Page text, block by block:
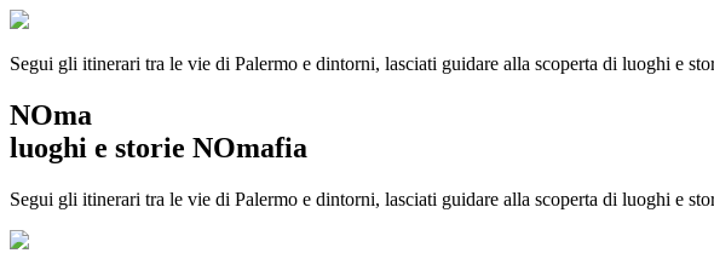
Segui gli itinerari tra le vie di Palermo e dintorni, lasciati guidare alla scoperta di luoghi e
NOma
luoghi e storie NOmafia
Segui gli itinerari tra le vie di Palermo e dintorni, lasciati guidare alla scoperta di luoghi e